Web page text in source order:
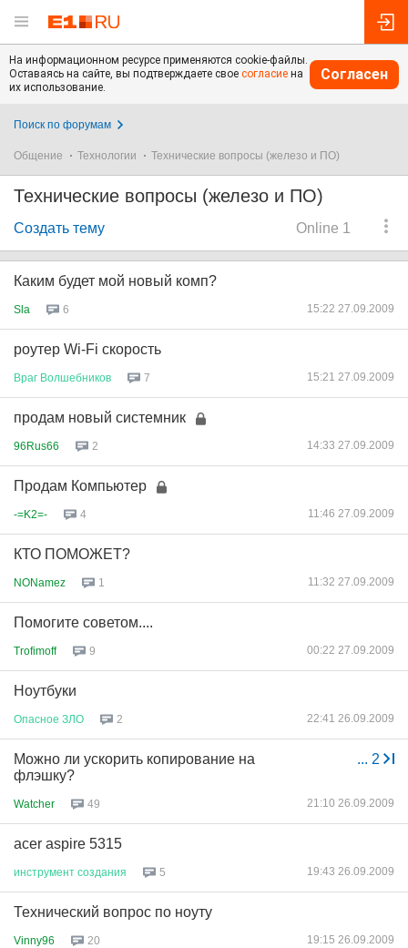
На информационном ресурсе применяются cookie-файлы.
Оставаясь на сайте, вы подтверждаете свое согласие на
их использование.
Согласен
Поиск по форумам
Общение Технологии Технические вопросы (железо и ПО)
Технические вопросы (железо и ПО)
Online 1
Создать тему
Каким будет мой новый комп?
Sla 6 15:22 27.09.2009
роутер Wi-Fi скорость
Враг Волшебников 7 15:21 27.09.2009
продам новый системник
96Rus66 2 14:33 27.09.2009
Продам Компьютер
-=K2=- 4 11:46 27.09.2009
КТО ПОМОЖЕТ?
NONamez 1 11:32 27.09.2009
Помогите советом....
Trofimoff 9 00:22 27.09.2009
Ноутбуки
Опасное ЗЛО 2 22:41 26.09.2009
... 2
Можно ли ускорить копирование на
флэшку?
Watcher 49 21:10 26.09.2009
acer aspire 5315
инструмент создания 5 19:43 26.09.2009
Технический вопрос по ноуту
Vinny96 20 19:15 26.09.2009